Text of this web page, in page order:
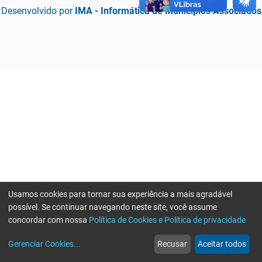
Desenvolvido por IMA - Informática de Municípios Associados
web
Notícias
more_horiz
Mais
Usamos cookies para tornar sua experiência a mais agradável
possível. Se continuar navegando neste site, você assume
concordar com nossa Política de Cookies e Política de privacidade
Gerenciar Cookies... Recusar Aceitar todos
Erro ao enviar informações, por favor tente novamente